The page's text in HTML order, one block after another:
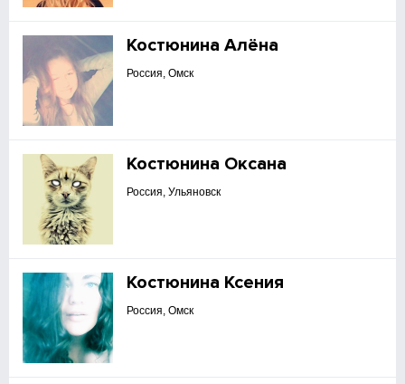
Костюнина Алёна
Россия, Омск
Костюнина Оксана
Россия, Ульяновск
Костюнина Ксения
Россия, Омск